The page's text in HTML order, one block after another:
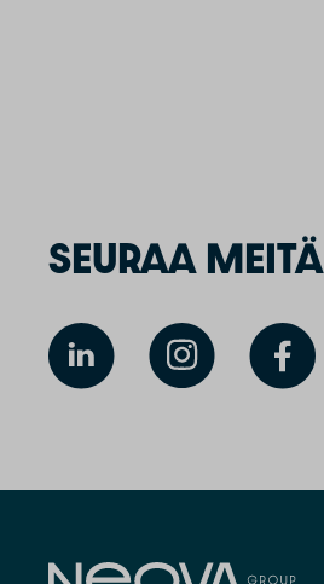
SEURAA MEITÄ